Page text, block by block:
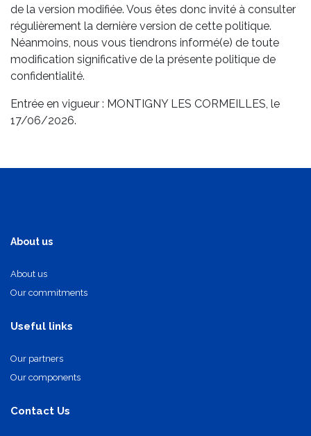
de la version modifiée. Vous êtes donc invité à consulter
régulièrement la dernière version de cette politique.
Néanmoins, nous vous tiendrons informé(e) de toute
modification significative de la présente politique de
confidentialité.
Entrée en vigueur : MONTIGNY LES CORMEILLES, le
17/06/2026.
About us
About us
Our commitments
Useful links
Our partners
Our components
Contact Us